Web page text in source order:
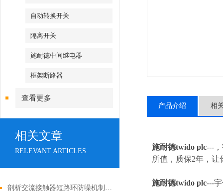
自动转换开关
隔离开关
施耐德中间继电器
框架断路器
查看更多
相关文章
RELEVANT ARTICLES
剖析交流接触器短路环防噪机制与电气安全操作红线
产品介绍 相
施耐德twido plc---
所值，质保2年，
施耐德twido plc---